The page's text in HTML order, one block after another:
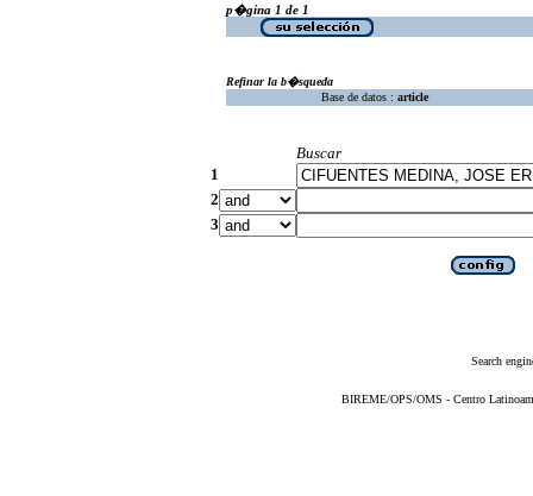
p�gina 1 de 1
Refinar la b�squeda
Base de datos : article
Buscar
1
2
3
Search
BIREME/OPS/OMS - Centro